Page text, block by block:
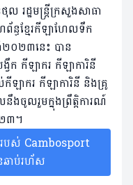
រដ្ឋមន្ត្រីក្រសួងសាធា
ធខ្មែរកីឡាហែលទឹក
២០២៣នេះ បាន
កីឡាករ កីឡាការិនី
កីឡាករ កីឡាការិនី និងគ្រូ
ងចូលរួមក្នុងព្រឹត្តិការណ៍
៣។
ស់ Cambosport
ឆាប់រហ័ស